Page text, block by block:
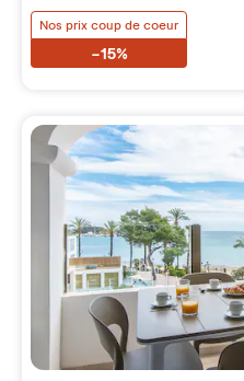
Nos prix coup de coeur
-15%